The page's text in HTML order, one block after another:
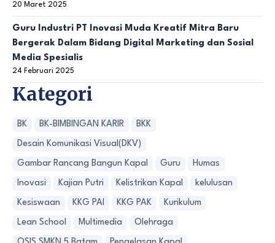
20 Maret 2025
Guru Industri PT Inovasi Muda Kreatif Mitra Baru
Bergerak Dalam Bidang Digital Marketing dan Sosial
Media Spesialis
24 Februari 2025
Kategori
BK BK-BIMBINGAN KARIR BKK
Desain Komunikasi Visual(DKV)
Gambar Rancang Bangun Kapal Guru Humas
Inovasi Kajian Putri Kelistrikan Kapal kelulusan
Kesiswaan KKG PAI KKG PAK Kurikulum
Lean School Multimedia Olehraga